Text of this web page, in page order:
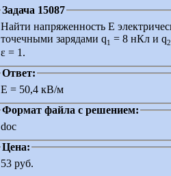
Задача 15087
Найти напряженность Е
точечными зарядами q1 = 8 нКл и q2
ε = 1.
Ответ:
Е = 50,4 кВ/м
Формат файла с решением:
doc
Цена:
53 руб.